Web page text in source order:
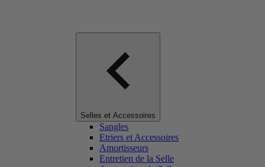
Selles et Accessoires
Sangles
Etriers et Accessoires
Amortisseurs
Entretien de la Selle